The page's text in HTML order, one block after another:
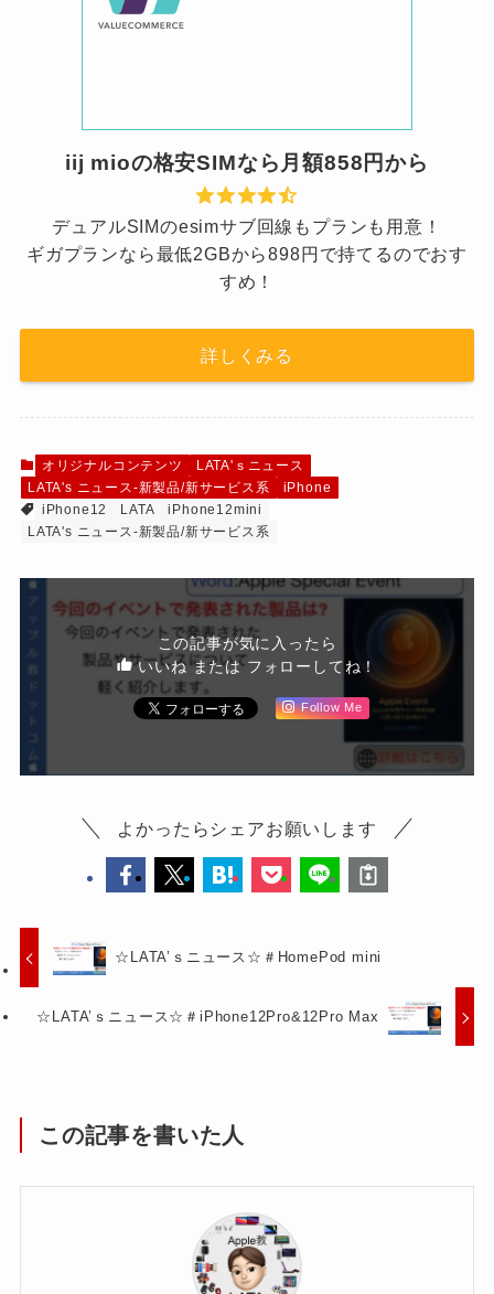
iij mioの格安SIMなら月額858円から
デュアルSIMのesimサブ回線もプランも用意！
ギガプランなら最低2GBから898円で持てるのでおす
すめ！
詳しくみる
オリジナルコンテンツ
LATA'ｓニュース
LATA's ニュース-新製品/新サービス系
iPhone
iPhone12
LATA
iPhone12mini
LATA's ニュース-新製品/新サービス系
この記事が気に入ったら
いいね または フォローしてね！
Follow Me
よかったらシェアお願いします
☆LATA’ｓニュース☆＃HomePod mini
☆LATA’ｓニュース☆＃iPhone12Pro&12Pro Max
この記事を書いた人